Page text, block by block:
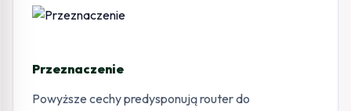
Przeznaczenie
Powyższe cechy predysponują router do